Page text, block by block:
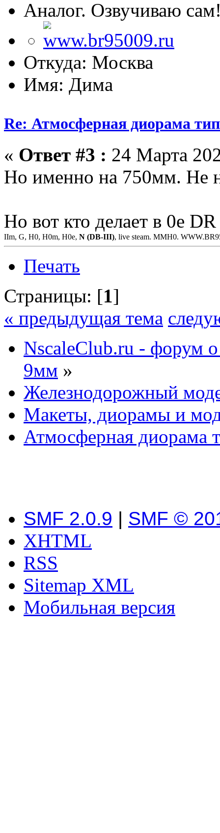
Аналог. Озвучиваю
Откуда: Москва
Имя: Дима
Re: Атмосферная диорама
« Ответ #3 : 24 Марта
Но именно на 750мм. Не
Но вот кто делает в 0е
IIm, G, H0, H0m, H0e, N (DB-III), live steam. MMH0.
Печать
Страницы: [1]
« предыдущая тема
NscaleClub.ru - форум
9мм »
Железнодорожный
Макеты, диорамы и
Атмосферная диорама
SMF 2.0.9 | SMF ©
XHTML
RSS
Sitemap XML
Мобильная версия